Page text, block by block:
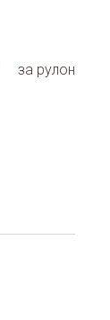
за рулон